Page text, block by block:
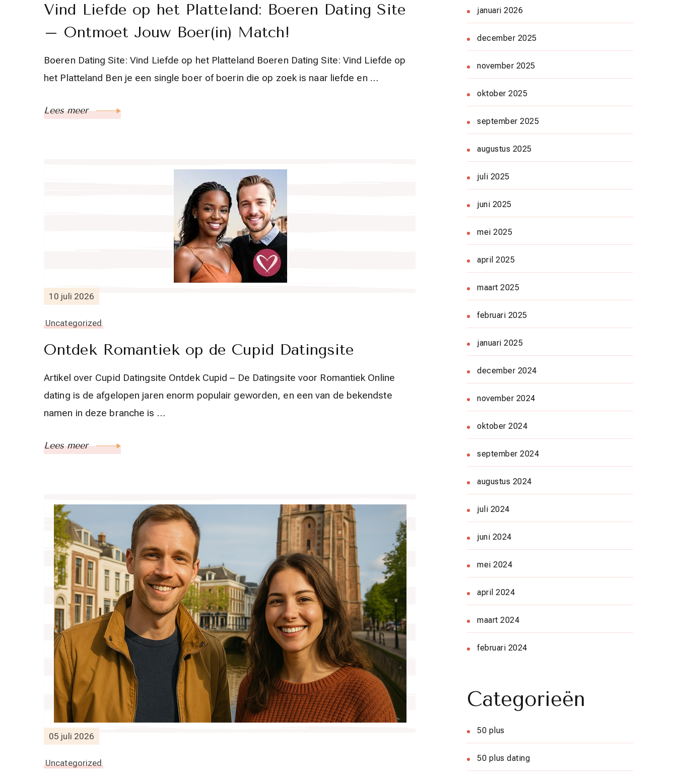
Vind Liefde op het Platteland: Boeren Dating Site
– Ontmoet Jouw Boer(in) Match!
Boeren Dating Site: Vind Liefde op het Platteland Boeren Dating Site: Vind Liefde op
het Platteland Ben je een single boer of boerin die op zoek is naar liefde en …
Lees meer
10 juli 2026
Uncategorized
Ontdek Romantiek op de Cupid Datingsite
Artikel over Cupid Datingsite Ontdek Cupid – De Datingsite voor Romantiek Online
dating is de afgelopen jaren enorm populair geworden, en een van de bekendste
namen in deze branche is …
Lees meer
05 juli 2026
Uncategorized
januari 2026
december 2025
november 2025
oktober 2025
september 2025
augustus 2025
juli 2025
juni 2025
mei 2025
april 2025
maart 2025
februari 2025
januari 2025
december 2024
november 2024
oktober 2024
september 2024
augustus 2024
juli 2024
juni 2024
mei 2024
april 2024
maart 2024
februari 2024
Categorieën
50 plus
50 plus dating